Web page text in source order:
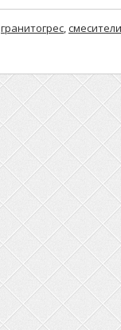
гранитогрес,